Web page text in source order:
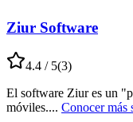
Ziur Software
4.4 / 5(3)
El software Ziur es un
móviles.... Conocer más